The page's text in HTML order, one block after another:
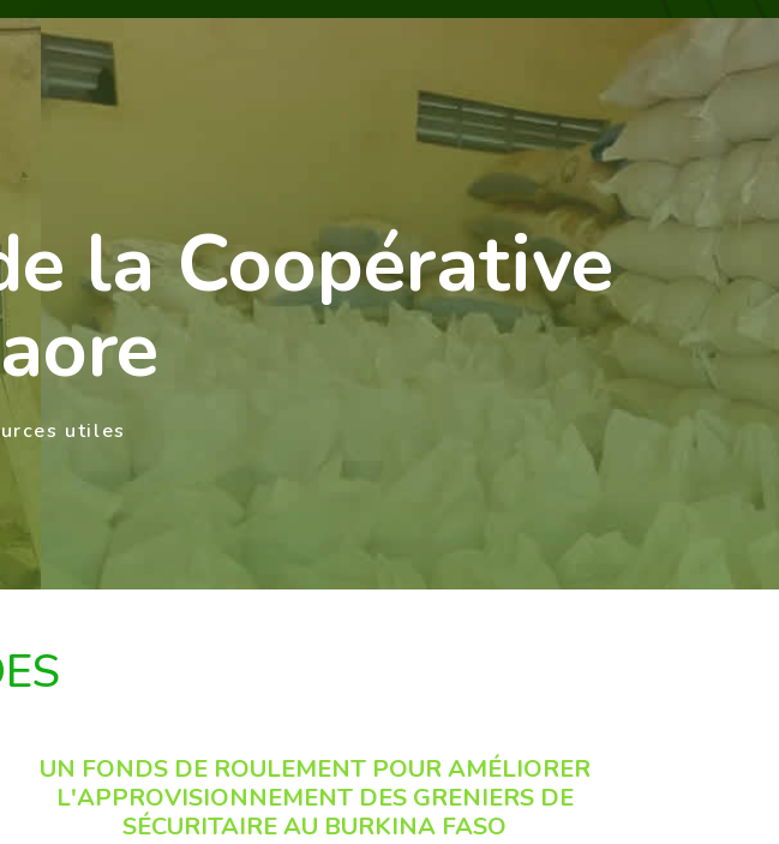
la Coopérative
utiles
UN FONDS DE ROULEMENT POUR AMÉLIORER
L'APPROVISIONNEMENT DES GRENIERS DE
SÉCURITAIRE AU BURKINA FASO